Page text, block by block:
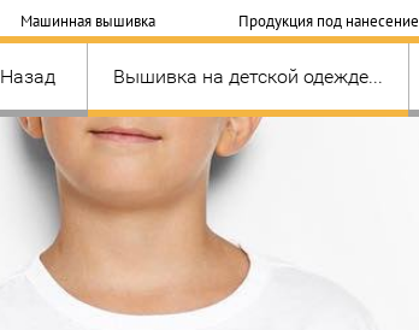
Машинная вышивка Продукция под нанесение
Назад Вышивка на детской одежде...